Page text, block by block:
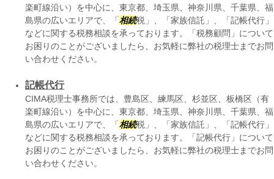
楽町線沿い）を中心に、東京都、埼玉県、神奈川県、千葉県、福
島県の広いエリアで、「 相続税」、「家族信託」、「記帳代行」
などに関する税務相談を承っております。「税務顧問」について
お困りのことがございましたら、お気軽に弊社の税理士までお問
い合わせください。
記帳代行
CIMA税理士事務所では、豊島区、練馬区、杉並区、板橋区（有
楽町線沿い）を中心に、東京都、埼玉県、神奈川県、千葉県、福
島県の広いエリアで、「 相続税」、「家族信託」、「記帳代行」
などに関する税務相談を承っております。「記帳代行」について
お困りのことがございましたら、お気軽に弊社の税理士までお問
い合わせください。